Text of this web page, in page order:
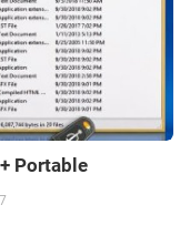
Portable